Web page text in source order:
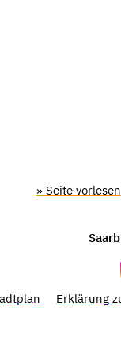
» Seite vorlesen
Erklärung